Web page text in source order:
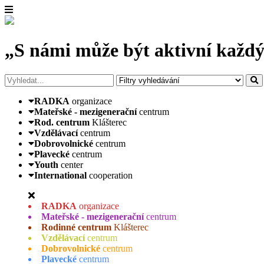
„S námi může být aktivní
RADKA organizace
Mateřské - mezigenerační centrum
Rod. centrum Klášterec
Vzdělávací centrum
Dobrovolnické centrum
Plavecké centrum
Youth center
International cooperation
RADKA organizace
Mateřské - mezigenerační centrum
Rodinné centrum Klášterec
Vzdělávací centrum
Dobrovolnické centrum
Plavecké centrum